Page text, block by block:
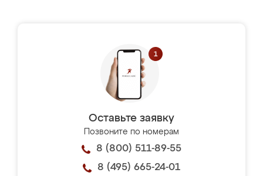
Оставьте заявку
Позвоните по номерам
8 (800) 511-89-55
8 (495) 665-24-01